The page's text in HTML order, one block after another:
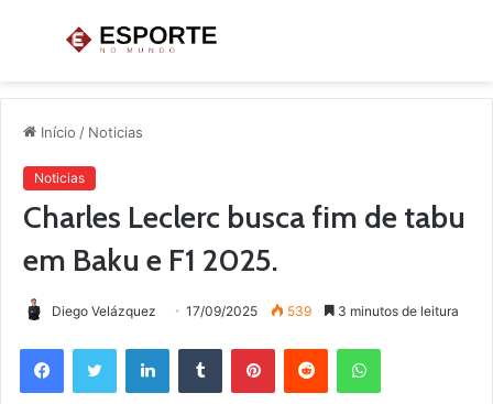
Menu
Início / Noticias
Noticias
Charles Leclerc busca fim de tabu
em Baku e F1 2025.
Diego Velázquez 17/09/2025 539 3 minutos de leitura